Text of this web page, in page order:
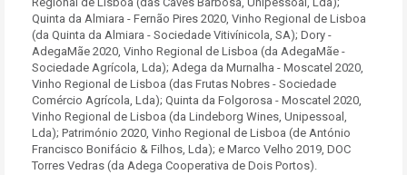
Quinta da Almiara - Fernão Pires 2020, Vinho Regional de Lisboa
(da Quinta da Almiara - Sociedade Vitivínicola, SA); Dory -
AdegaMãe 2020, Vinho Regional de Lisboa (da AdegaMãe -
Sociedade Agrícola, Lda); Adega da Murnalha - Moscatel 2020,
Vinho Regional de Lisboa (das Frutas Nobres - Sociedade
Comércio Agrícola, Lda); Quinta da Folgorosa - Moscatel 2020,
Vinho Regional de Lisboa (da Lindeborg Wines, Unipessoal,
Lda); Património 2020, Vinho Regional de Lisboa (de António
Francisco Bonifácio & Filhos, Lda); e Marco Velho 2019, DOC
Torres Vedras (da Adega Cooperativa de Dois Portos).